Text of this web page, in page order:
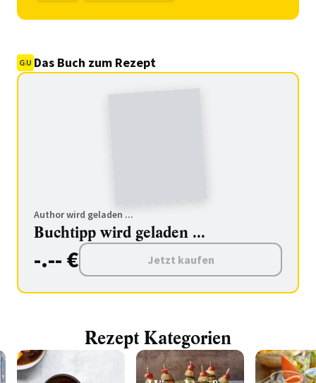
Das Buch zum Rezept
Author wird geladen ...
Buchtipp wird geladen ...
-.-- € Jetzt kaufen
Rezept Kategorien